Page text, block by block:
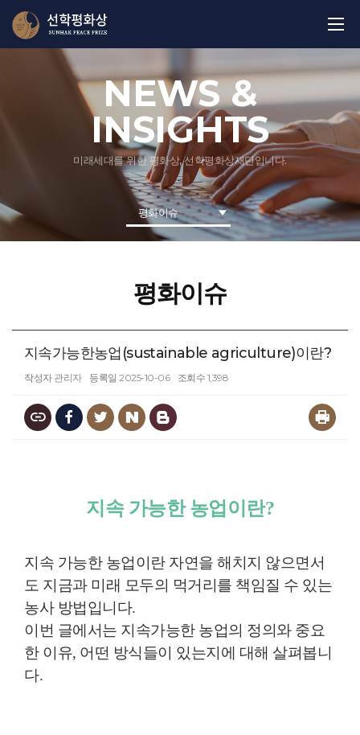
NEWS &
INSIGHTS
미래세대를 위한 평화상, 선학평화상재단입니다.
평화이슈
평화이슈
지속가능한농업(sustainable agriculture)이란?
작성자 관리자 등록일 2025-10-06 조회수 1,398
지속 가능한 농업이란?
지속 가능한 농업이란 자연을 해치지 않으면서
도 지금과 미래 모두의 먹거리를 책임질 수 있는
농사 방법입니다.
이번 글에서는 지속가능한 농업의 정의와 중요
한 이유, 어떤 방식들이 있는지에 대해 살펴봅니
다.